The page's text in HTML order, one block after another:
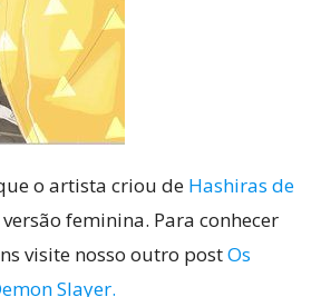
o artista criou de Hashiras de
feminina. Para conhecer
visite nosso outro postOs
Slayer.